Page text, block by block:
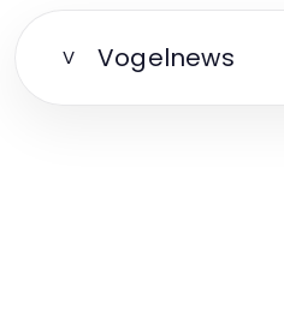
V Vogelnews